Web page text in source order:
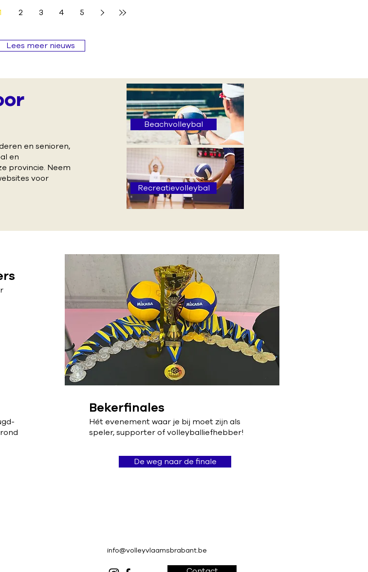
u11 2
- De
club -
willen tackelen. Volg onze
onder Volley 2030.
Binnenkort meer nieuws over
Het wordt een boeiend jaar.
Heb jij nog goeie ideeën? Of
wil je graag meewerken in 1
van onze werven, laat het
2 3 4 5
Lees meer nieuws
en senioren,
en
provincie. Neem
voor
Beachvolleybal
Recreatievolleybal
Bekerfinales
Hét evenement waar je bij moet zijn als
speler, supporter of volleyballiefhebber!
De weg naar de finale
info@volleyvlaamsbrabant.be